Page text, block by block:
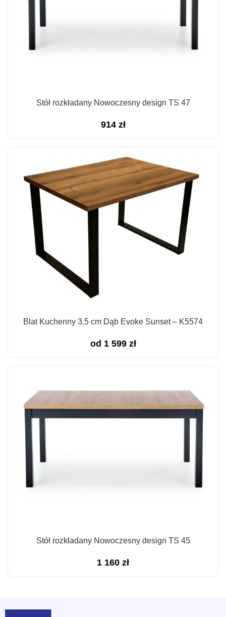
Stół rozkładany Nowoczesny design TS 47
914 zł
Blat Kuchenny 3.5 cm Dąb Evoke Sunset – K5574
od 1 599 zł
Stół rozkładany Nowoczesny design TS 45
1 160 zł